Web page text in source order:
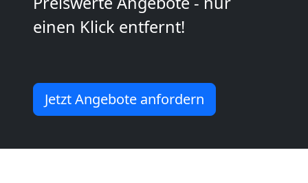
einen Klick entfernt!
Jetzt Angebote anfordern
Firmenumzug
Wiener
Neustadt